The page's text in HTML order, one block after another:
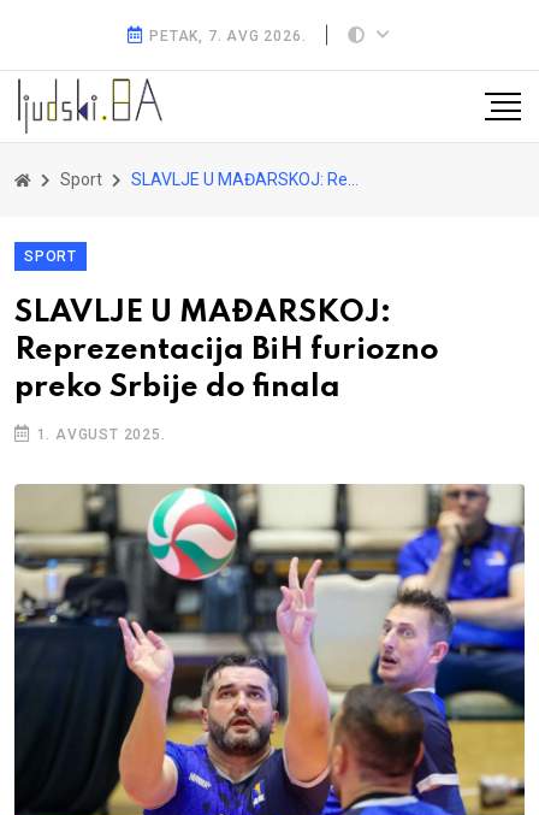
PETAK, 7. AVG 2026.
Sport SLAVLJE U MAĐARSKOJ: Reprezentacija BiH furiozno preko Srbije do finala
SPORT
SLAVLJE U MAĐARSKOJ:
Reprezentacija BiH furiozno
preko Srbije do finala
1. AVGUST 2025.